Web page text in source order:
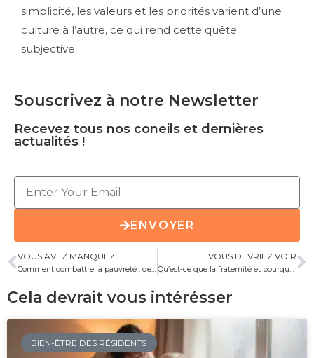
simplicité, les valeurs et les priorités varient d’une
culture à l’autre, ce qui rend cette quête
subjective.
Souscrivez à notre Newsletter
Recevez tous nos coneils et dernières
actualités !
ENVOYER
VOUS AVEZ MANQUEZ
Comment combattre la pauvreté : des solutions concrètes pour changer la donne
VOUS DEVRIEZ VOIR
Qu’est-ce que la fraternité et pourquoi est-elle essentielle pour notre société ?
Cela devrait vous intérésser
BIEN-ÊTRE DES RÉSIDENTS